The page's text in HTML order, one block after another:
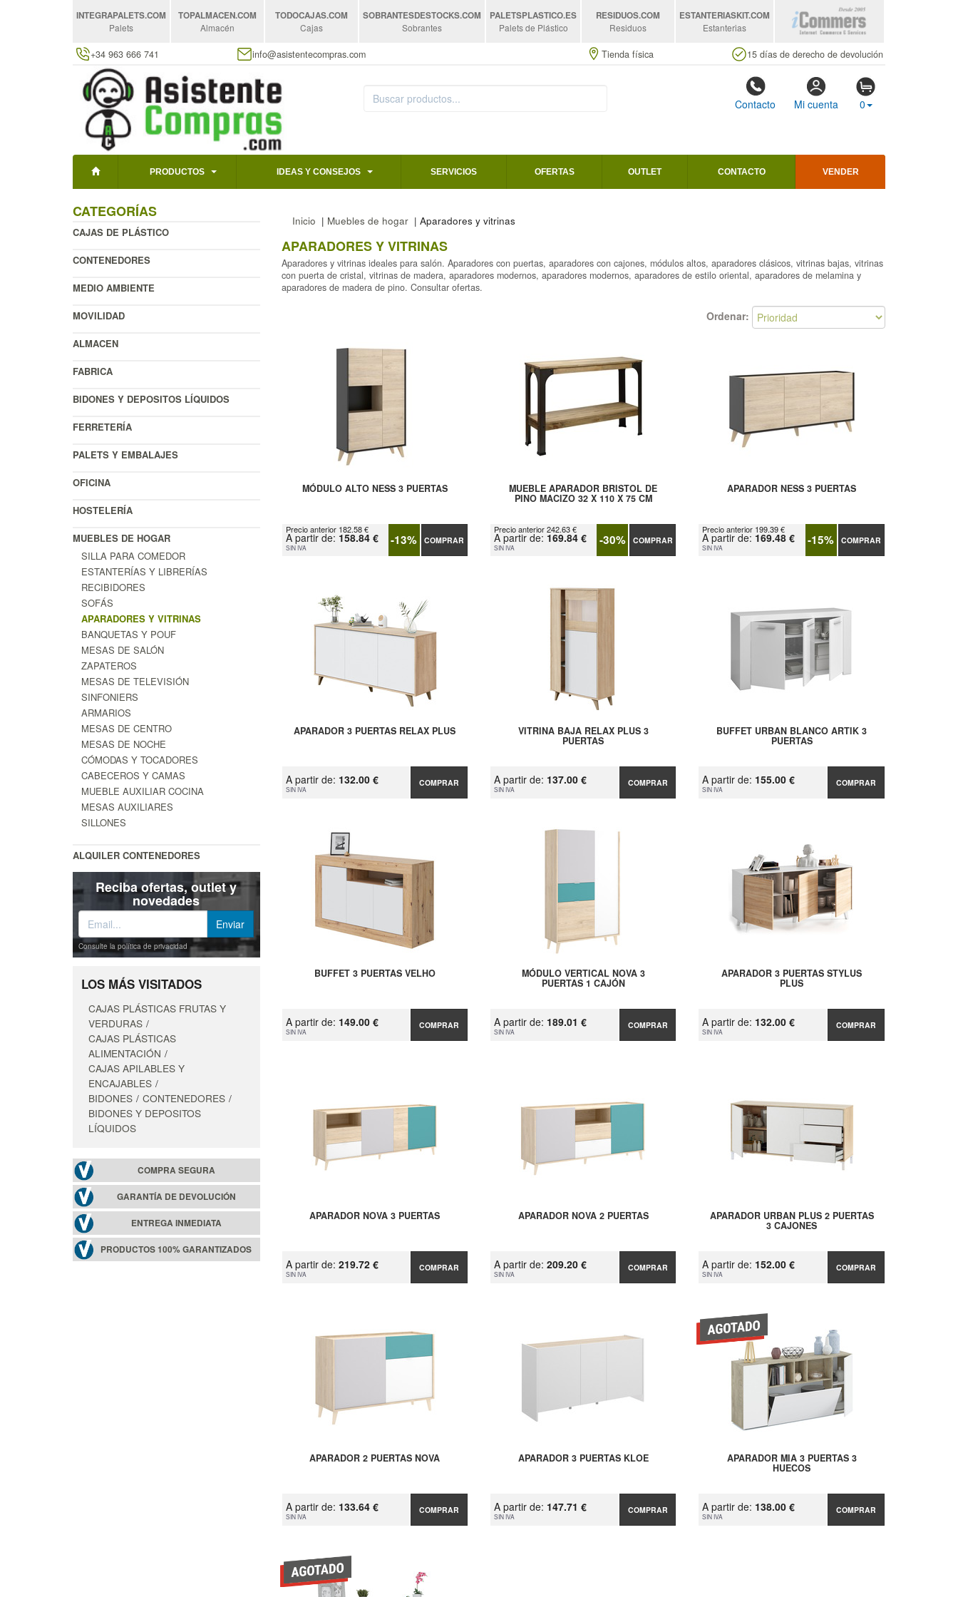
INTEGRAPALETS.COM
Palets
TOPALMACEN.COM
Almacén
TODOCAJAS.COM
Cajas
SOBRANTESDESTOCKS.COM
Sobrantes
PALETSPLASTICO.ES
Palets de Plástico
RESIDUOS.COM
Residuos
ESTANTERIASKIT.COM
Estanterias
+34 963 666 741 info@asistentecompras.com Tienda física 15 días de derecho de devolución
Contacto Mi cuenta 0
PRODUCTOS IDEAS Y CONSEJOS SERVICIOS OFERTAS OUTLET CONTACTO VENDER
CATEGORÍAS
CAJAS DE PLÁSTICO
CONTENEDORES
MEDIO AMBIENTE
MOVILIDAD
ALMACEN
FABRICA
BIDONES Y DEPOSITOS LÍQUIDOS
FERRETERÍA
PALETS Y EMBALAJES
OFICINA
HOSTELERÍA
MUEBLES DE HOGAR
SILLA PARA COMEDOR
ESTANTERÍAS Y LIBRERÍAS
RECIBIDORES
SOFÁS
APARADORES Y VITRINAS
BANQUETAS Y POUF
MESAS DE SALÓN
ZAPATEROS
MESAS DE TELEVISIÓN
SINFONIERS
ARMARIOS
MESAS DE CENTRO
MESAS DE NOCHE
CÓMODAS Y TOCADORES
CABECEROS Y CAMAS
MUEBLE AUXILIAR COCINA
MESAS AUXILIARES
SILLONES
ALQUILER CONTENEDORES
Reciba ofertas, outlet y
novedades
Consulte la política de privacidad
LOS MÁS VISITADOS
CAJAS PLÁSTICAS FRUTAS Y
VERDURAS
CAJAS PLÁSTICAS
ALIMENTACIÓN
CAJAS APILABLES Y
ENCAJABLES
BIDONES
CONTENEDORES
BIDONES Y DEPOSITOS
LÍQUIDOS
COMPRA SEGURA
GARANTÍA DE DEVOLUCIÓN
ENTREGA INMEDIATA
PRODUCTOS 100% GARANTIZADOS
Inicio | Muebles de hogar | Aparadores y vitrinas
APARADORES Y VITRINAS
Aparadores y vitrinas ideales para salón. Aparadores con puertas, aparadores con cajones, módulos altos, aparadores clásicos, vitrinas bajas, vitrinas
con puerta de cristal, vitrinas de madera, aparadores modernos, aparadores modernos, aparadores de estilo oriental, aparadores de melamina y
aparadores de madera de pino. Consultar ofertas.
Ordenar:
MÓDULO ALTO NESS 3 PUERTAS
Precio anterior 182.58 €
A partir de: 158.84 €
SIN IVA -13% COMPRAR
MUEBLE APARADOR BRISTOL DE
PINO MACIZO 32 X 110 X 75 CM
Precio anterior 242.63 €
A partir de: 169.84 €
SIN IVA -30% COMPRAR
APARADOR NESS 3 PUERTAS
Precio anterior 199.39 €
A partir de: 169.48 €
SIN IVA -15% COMPRAR
APARADOR 3 PUERTAS RELAX PLUS
A partir de: 132.00 €
SIN IVA
COMPRAR
VITRINA BAJA RELAX PLUS 3
PUERTAS
A partir de: 137.00 €
SIN IVA
COMPRAR
BUFFET URBAN BLANCO ARTIK 3
PUERTAS
A partir de: 155.00 €
SIN IVA
COMPRAR
BUFFET 3 PUERTAS VELHO
A partir de: 149.00 €
SIN IVA
COMPRAR
MÓDULO VERTICAL NOVA 3
PUERTAS 1 CAJÓN
A partir de: 189.01 €
SIN IVA
COMPRAR
APARADOR 3 PUERTAS STYLUS
PLUS
A partir de: 132.00 €
SIN IVA
COMPRAR
APARADOR NOVA 3 PUERTAS
A partir de: 219.72 €
SIN IVA
COMPRAR
APARADOR NOVA 2 PUERTAS
A partir de: 209.20 €
SIN IVA
COMPRAR
APARADOR URBAN PLUS 2 PUERTAS
3 CAJONES
A partir de: 152.00 €
SIN IVA
COMPRAR
APARADOR 2 PUERTAS NOVA
A partir de: 133.64 €
SIN IVA
COMPRAR
APARADOR 3 PUERTAS KLOE
A partir de: 147.71 €
SIN IVA
COMPRAR
APARADOR MIA 3 PUERTAS 3
HUECOS
A partir de: 138.00 €
SIN IVA
COMPRAR